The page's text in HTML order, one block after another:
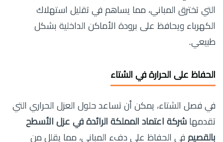
التي تخترق المباني، مما يساهم في تقليل استهلاك
الكهرباء ويحافظ على برودة الأماكن الداخلية بشكل
طبيعي.
الحفاظ على الحرارة في الشتاء
في فصل الشتاء، يمكن أن تساعد حلول العزل الحراري التي
تقدمها شركة اعتماد المملكة الرائدة في عزل الأسطح
بالقصيم في الحفاظ على دفء المباني، مما يقلل من